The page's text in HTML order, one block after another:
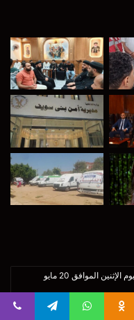
أسعار الحديد والأسمنت فى الأسواق المصرية اليوم الإثنين الموافق 20 مايو
20 مايو 2024م